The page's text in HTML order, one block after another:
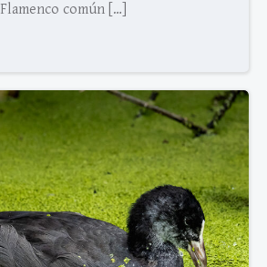
Flamenco común […]